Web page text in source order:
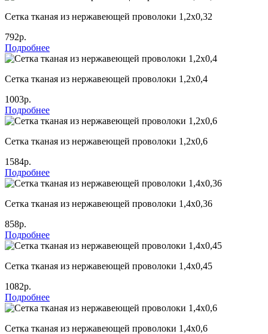
Сетка тканая из нержавеющей проволоки 1,2х0,32
792р.
Подробнее
Сетка тканая из нержавеющей проволоки 1,2х0,4
1003р.
Подробнее
Сетка тканая из нержавеющей проволоки 1,2х0,6
1584р.
Подробнее
Сетка тканая из нержавеющей проволоки 1,4х0,36
858р.
Подробнее
Сетка тканая из нержавеющей проволоки 1,4х0,45
1082р.
Подробнее
Сетка тканая из нержавеющей проволоки 1,4х0,6